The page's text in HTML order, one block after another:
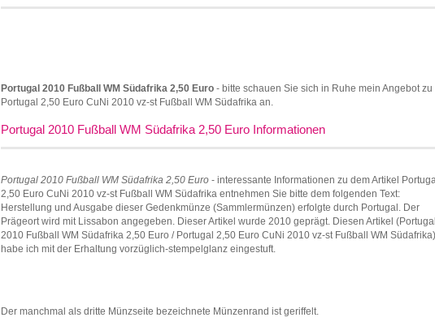
Portugal 2010 Fußball WM Südafrika 2,50 Euro - bitte schauen Sie sich in Ruhe mein Angebot zu
Portugal 2,50 Euro CuNi 2010 vz-st Fußball WM Südafrika an.
Portugal 2010 Fußball WM Südafrika 2,50 Euro Informationen
Portugal 2010 Fußball WM Südafrika 2,50 Euro - interessante Informationen zu dem Artikel
2,50 Euro CuNi 2010 vz-st Fußball WM Südafrika entnehmen Sie bitte dem folgenden Text:
Herstellung und Ausgabe dieser Gedenkmünze (Sammlermünzen) erfolgte durch Portugal. Der
Prägeort wird mit Lissabon angegeben. Dieser Artikel wurde 2010 geprägt. Diesen Artikel (Portugal
2010 Fußball WM Südafrika 2,50 Euro / Portugal 2,50 Euro CuNi 2010 vz-st Fußball WM Südafrika)
habe ich mit der Erhaltung vorzüglich-stempelglanz eingestuft.
Der manchmal als dritte Münzseite bezeichnete Münzenrand ist geriffelt.